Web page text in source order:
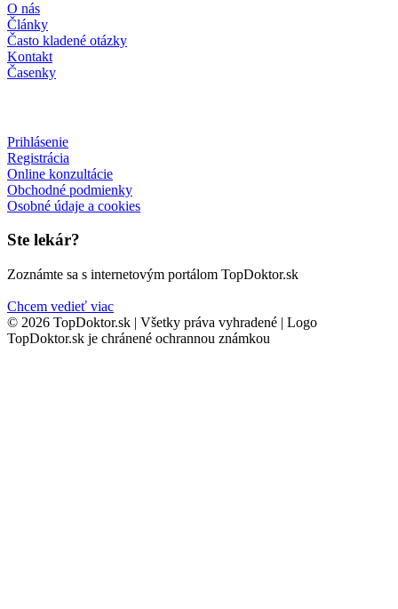
O nás
Články
Často kladené otázky
Kontakt
Časenky
Prihlásenie
Registrácia
Online konzultácie
Obchodné podmienky
Osobné údaje a cookies
Ste lekár?
Zoznámte sa s internetovým portálom TopDoktor.sk
Chcem vedieť viac
© 2026 TopDoktor.sk | Všetky práva vyhradené | Logo
TopDoktor.sk je chránené ochrannou známkou